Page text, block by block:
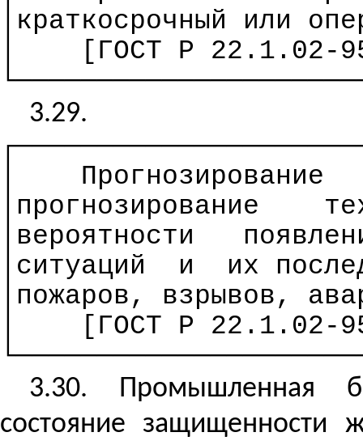
│краткосрочный или
[ГОСТ Р 22.1.02-
3.29.
Прогнозирование
│прогнозирование
│вероятности
│ситуаций
и
их
│пожаров, взрывов,
[ГОСТ Р 22.1.02-
3.30. Промышленная
состояние защищенности